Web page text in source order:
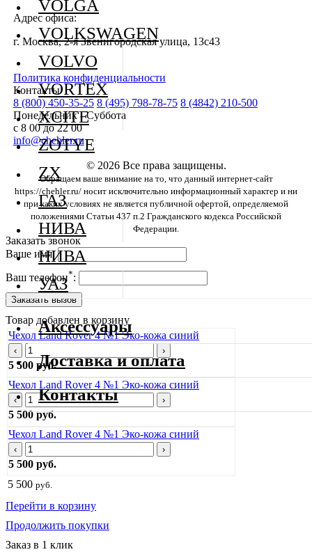
Адрес офиса:
г. Москва, 2-я Звенигородская улица, 13с43
Политика конфиденциальности
Контакты
8 (800) 450-35-25 8 (495) 798-78-75 8 (4842) 210-500
Понедельник - Суббота
с 8 00 до 22 00
info@chehler.ru
© 2026 Все права защищены.
Обращаем ваше внимание на то, что данный интернет-сайт
https://chehler.ru/ носит исключительно информационный характер и ни
при каких условиях не является публичной офертой, определяемой
положениями Статьи 437 п.2 Гражданского кодекса Российской
Федерации.
VOLGA
VOLKSWAGEN
VOLVO
VORTEX
XCITE
ZOTYE
ZX
ГАЗ
НИВА
НИВА
УАЗ
Аксессуары
Доставка и оплата
Контакты
Заказать звонок
Ваше имя:
Ваш телефон*:
Товар добавлен в корзину
Чехол Land Rover 4 №1 Эко-кожа синий
‹ ›
5 500 руб.
Чехол Land Rover 4 №1 Эко-кожа синий
‹ ›
5 500 руб.
Чехол Land Rover 4 №1 Эко-кожа синий
‹ ›
5 500 руб.
5 500 руб.
Перейти в корзину
Продолжить покупки
Заказ в 1 клик